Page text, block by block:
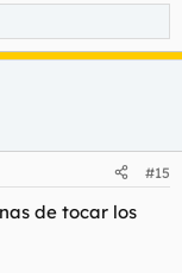
#15
de tocar los